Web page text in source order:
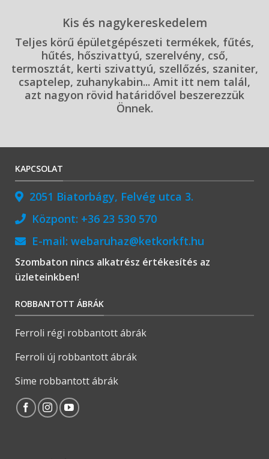
Kis és nagykereskedelem
Teljes körű épületgépészeti termékek, fűtés,
hűtés, hőszivattyú, szerelvény, cső,
termosztát, kerti szivattyú, szellőzés, szaniter,
csaptelep, zuhanykabin... Amit itt nem talál,
azt nagyon rövid határidővel beszerezzük
Önnek.
KAPCSOLAT
2051 Biatorbágy, Felvég utca 3.
Központ: +36 23 530 570
E-mail: webaruhaz@ketkorkft.hu
Szombaton nincs alkatrész értékesítés az
üzleteinkben!
ROBBANTOTT ÁBRÁK
Ferroli régi robbantott ábrák
Ferroli új robbantott ábrák
Sime robbantott ábrák